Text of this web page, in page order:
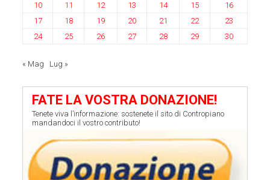
10
11 12 13 14 15
16
17
18 19 20 21 22
23
24
25 26 27 28 29 30
« Mag Lug »
FATE LA VOSTRA DONAZIONE!
Tenete viva l’informazione: sostenete il sito di Contropiano
mandandoci il vostro contributo!